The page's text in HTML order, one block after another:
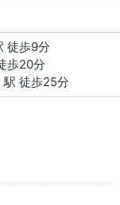
徒歩9分
歩20分
駅 徒歩25分